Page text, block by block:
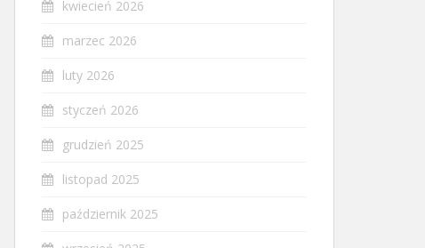
kwiecień 2026
marzec 2026
luty 2026
styczeń 2026
grudzień 2025
listopad 2025
październik 2025